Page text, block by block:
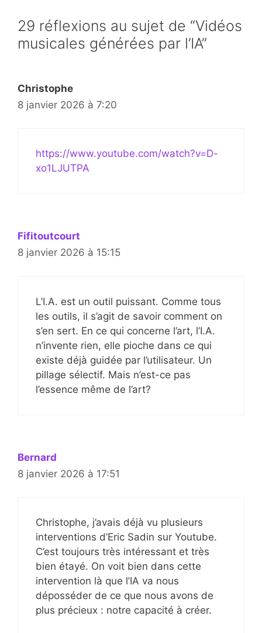
29 réflexions au sujet de “Vidéos
musicales générées par l’IA”
Christophe
8 janvier 2026 à 7:20
https://www.youtube.com/watch?v=D-
xo1LJUTPA
Fifitoutcourt
8 janvier 2026 à 15:15
L’I.A. est un outil puissant. Comme tous
les outils, il s’agit de savoir comment on
s’en sert. En ce qui concerne l’art, l’I.A.
n’invente rien, elle pioche dans ce qui
existe déjà guidée par l’utilisateur. Un
pillage sélectif. Mais n’est-ce pas
l’essence même de l’art?
Bernard
8 janvier 2026 à 17:51
Christophe, j’avais déjà vu plusieurs
interventions d’Eric Sadin sur Youtube.
C’est toujours très intéressant et très
bien étayé. On voit bien dans cette
intervention là que l’IA va nous
déposséder de ce que nous avons de
plus précieux : notre capacité à créer.